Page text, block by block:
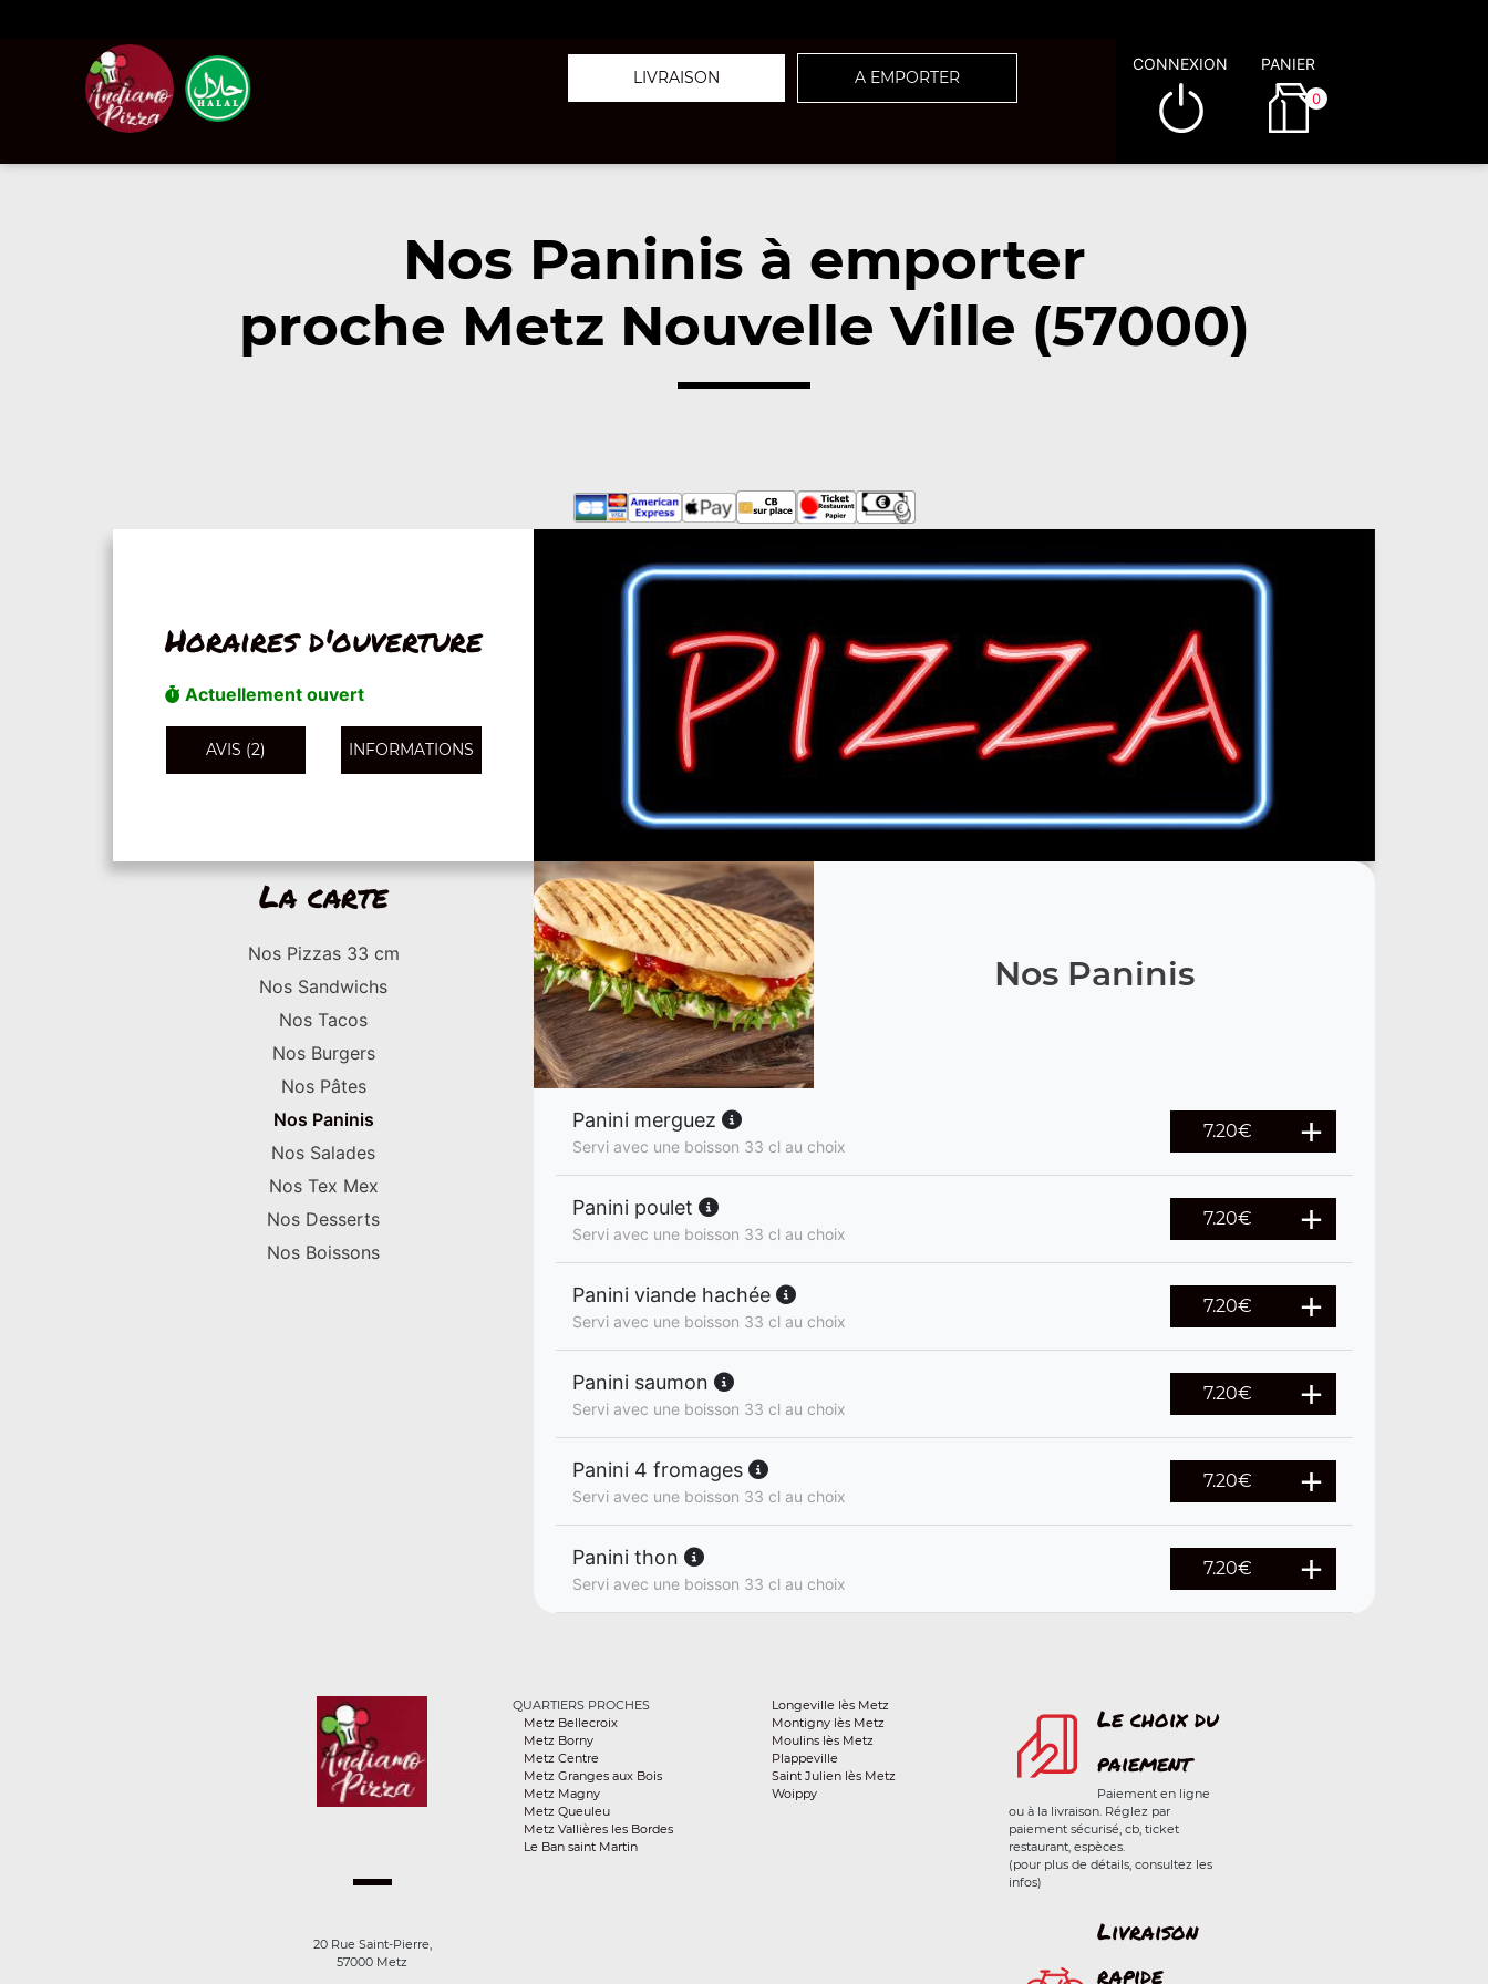
LIVRAISON A EMPORTER
CONNEXION PANIER
0
Nos Paninis à emporter
proche Metz Nouvelle Ville (57000)
Horaires d'ouverture
Actuellement ouvert
AVIS (2) INFORMATIONS
La carte
Nos Pizzas 33 cm
Nos Sandwichs
Nos Tacos
Nos Burgers
Nos Pâtes
Nos Paninis
Nos Salades
Nos Tex Mex
Nos Desserts
Nos Boissons
Nos Paninis
Panini merguez
Servi avec une boisson 33 cl au choix
7.20€
Panini poulet
Servi avec une boisson 33 cl au choix
7.20€
Panini viande hachée
Servi avec une boisson 33 cl au choix
7.20€
Panini saumon
Servi avec une boisson 33 cl au choix
7.20€
Panini 4 fromages
Servi avec une boisson 33 cl au choix
7.20€
Panini thon
Servi avec une boisson 33 cl au choix
7.20€
20 Rue Saint-Pierre,
57000 Metz
QUARTIERS PROCHES
Metz Bellecroix
Metz Borny
Metz Centre
Metz Granges aux Bois
Metz Magny
Metz Queuleu
Metz Vallières les Bordes
Le Ban saint Martin
Longeville lès Metz
Montigny lès Metz
Moulins lès Metz
Plappeville
Saint Julien lès Metz
Woippy
Le choix du
paiement
Paiement en ligne
ou à la livraison. Réglez par
paiement sécurisé, cb, ticket
restaurant, espèces.
(pour plus de détails, consultez les
infos)
Livraison
rapide